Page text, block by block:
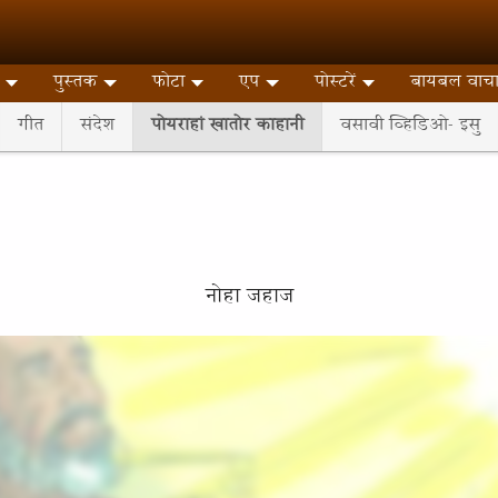
गीत
संदेश पोयराहां खातोर काहानी वसावी व्हिडिओ- इसु
पुस्तक फोटा एप पोस्टरें बायबल
नोहा जहाज